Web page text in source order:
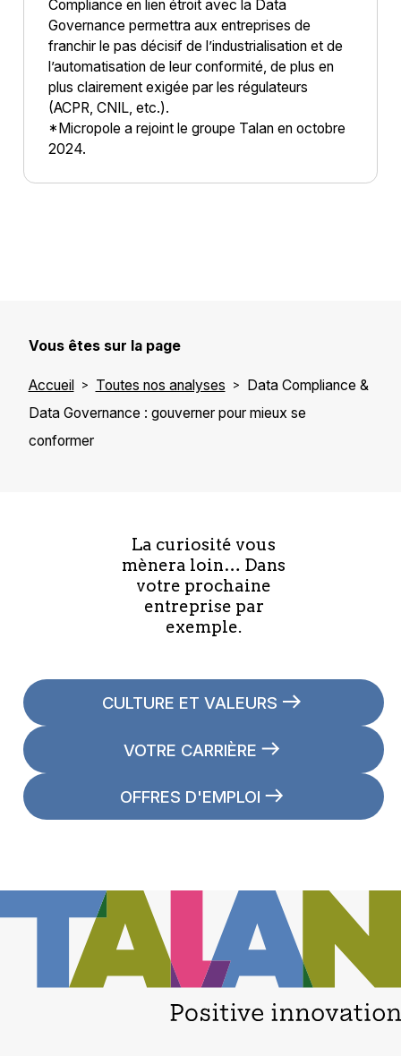
Compliance en lien étroit avec la Data
Governance permettra aux entreprises de
franchir le pas décisif de l’industrialisation et de
l’automatisation de leur conformité, de plus en
plus clairement exigée par les régulateurs
(ACPR, CNIL, etc.).
*Micropole a rejoint le groupe Talan en octobre
2024.
Vous êtes sur la page
Accueil Toutes nos analyses
Data Compliance &
Data Governance : gouverner pour mieux se
conformer
La curiosité vous
mènera loin… Dans
votre prochaine
entreprise par
exemple.
CULTURE ET VALEURS
VOTRE CARRIÈRE
OFFRES D'EMPLOI